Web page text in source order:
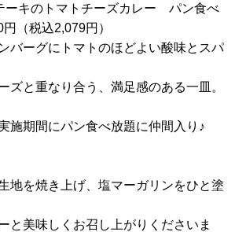
ーキのトマトチーズカレー パン食べ
（税込2,079円）
バーグにトマトのほどよい酸味とスパ
ズと重なり合う、満足感のある一皿。
施期間にパン食べ放題に仲間入り♪
地を焼き上げ、塩マーガリンをひと塗
と美味しくお召し上がりくださいま